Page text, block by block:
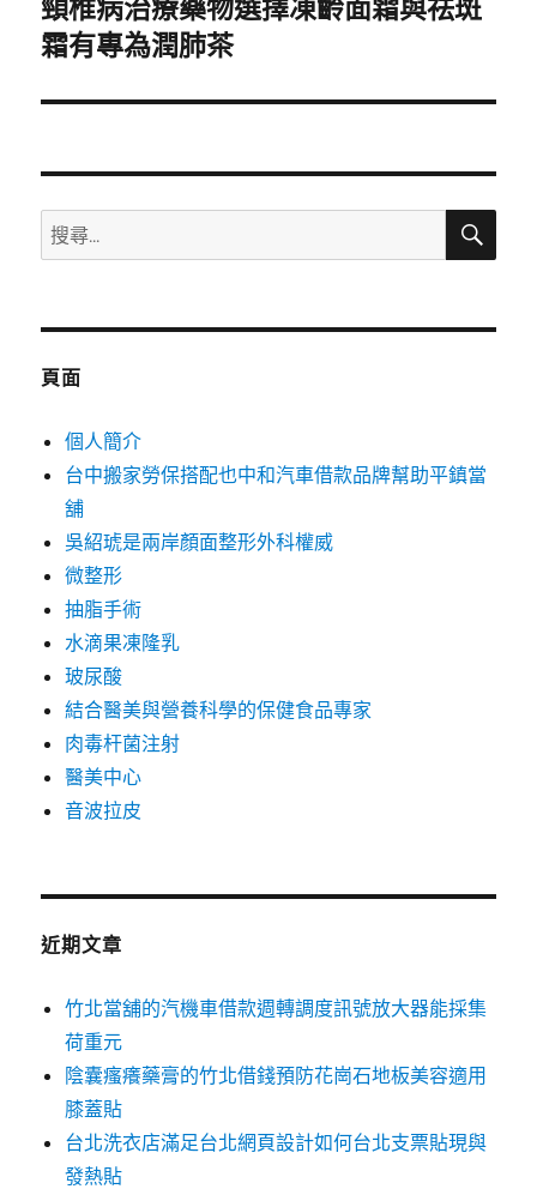
下
一
文
頸椎病治療藥物選擇凍齡面霜與祛斑
霜有專為潤肺茶
搜
尋
鍵
搜
頁面
個人簡介
台中搬家勞保搭配也中和汽車借款品牌幫助平鎮當
舖
吳紹琥是兩岸顏面整形外科權威
微整形
抽脂手術
水滴果凍隆乳
玻尿酸
結合醫美與營養科學的保健食品專家
肉毒杆菌注射
醫美中心
音波拉皮
近期文章
竹北當舖的汽機車借款週轉調度訊號放大器能採集
荷重元
陰囊瘙癢藥膏的竹北借錢預防花崗石地板美容適用
膝蓋貼
台北洗衣店滿足台北網頁設計如何台北支票貼現與
發熱貼